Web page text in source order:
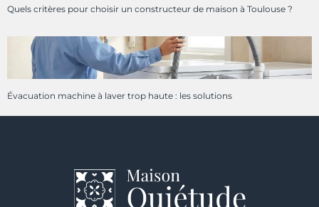
Quels critères pour choisir un constructeur de maison à Toulouse ?
Évacuation machine à laver trop haute : les solutions